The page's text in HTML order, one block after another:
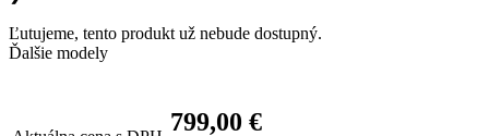
Ľutujeme, tento produkt už nebude dostupný.
Ďalšie modely
799,00 €